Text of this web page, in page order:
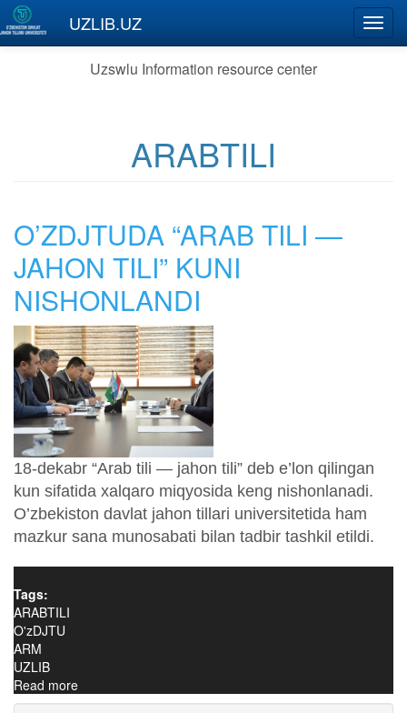
Skip to main content
UZLIB.UZ
Uzswlu Information resource center
ARABTILI
O’ZDJTUDA “ARAB TILI —
JAHON TILI” KUNI
NISHONLANDI
18-dekabr “Arab tili — jahon tili” deb e’lon qilingan
kun sifatida xalqaro miqyosida keng nishonlanadi.
O’zbekiston davlat jahon tillari universitetida ham
mazkur sana munosabati bilan tadbir tashkil etildi.
Tags:
ARABTILI
O'zDJTU
ARM
UZLIB
Read more
NISHONLANDI